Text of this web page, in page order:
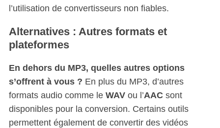
l’utilisation de convertisseurs non fiables.
Alternatives : Autres formats et
plateformes
En dehors du MP3, quelles autres options
s’offrent à vous ? En plus du MP3, d’autres
formats audio comme le WAVou l’AACsont
disponibles pour la conversion. Certains outils
permettent également de convertir des vidéos